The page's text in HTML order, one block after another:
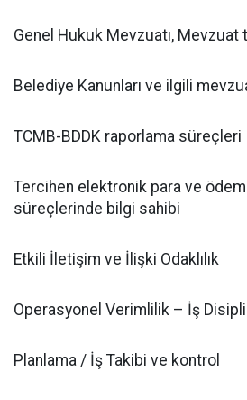
Genel Hukuk Mevzuatı, Mevzuat
Belediye Kanunları ve ilgili
TCMB-BDDK raporlama süreçleri
Tercihen elektronik para ve
süreçlerinde bilgi sahibi
Etkili İletişim ve İlişki Odaklılık
Operasyonel Verimlilik – İş
Planlama / İş Takibi ve kontrol